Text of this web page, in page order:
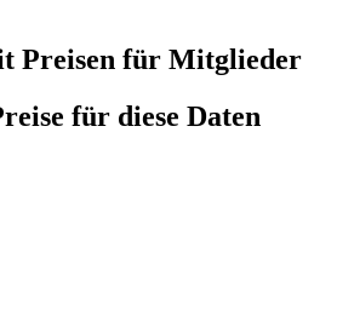
Preisen für Mitglieder
für diese Daten